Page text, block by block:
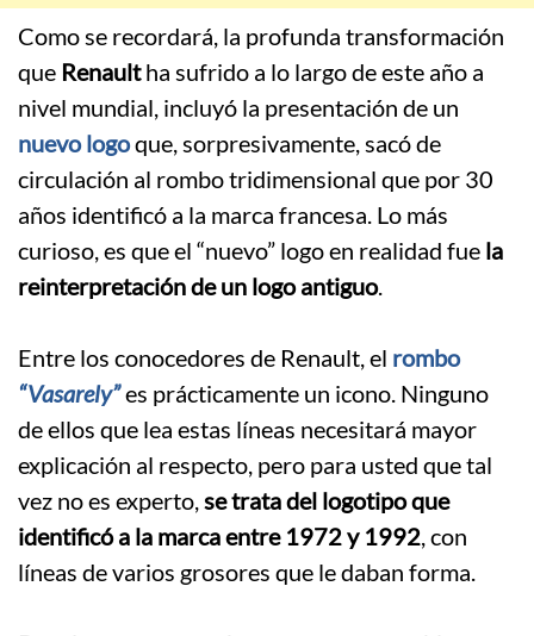
Como se recordará, la profunda transformación
que Renaultha sufrido a lo largo de este año a
nivel mundial, incluyó la presentación de un
nuevo logoque, sorpresivamente, sacó de
circulación al rombo tridimensional que por 30
años identificó a la marca francesa. Lo más
curioso, es que el “nuevo” logo en realidad fue la
reinterpretación de un logo antiguo.
Entre los conocedores de Renault, el rombo
“Vasarely”es prácticamente un icono. Ninguno
de ellos que lea estas líneas necesitará mayor
explicación al respecto, pero para usted que tal
vez no es experto,se trata del logotipo que
identificó a la marca entre 1972 y 1992, con
líneas de varios grosores que le daban forma.